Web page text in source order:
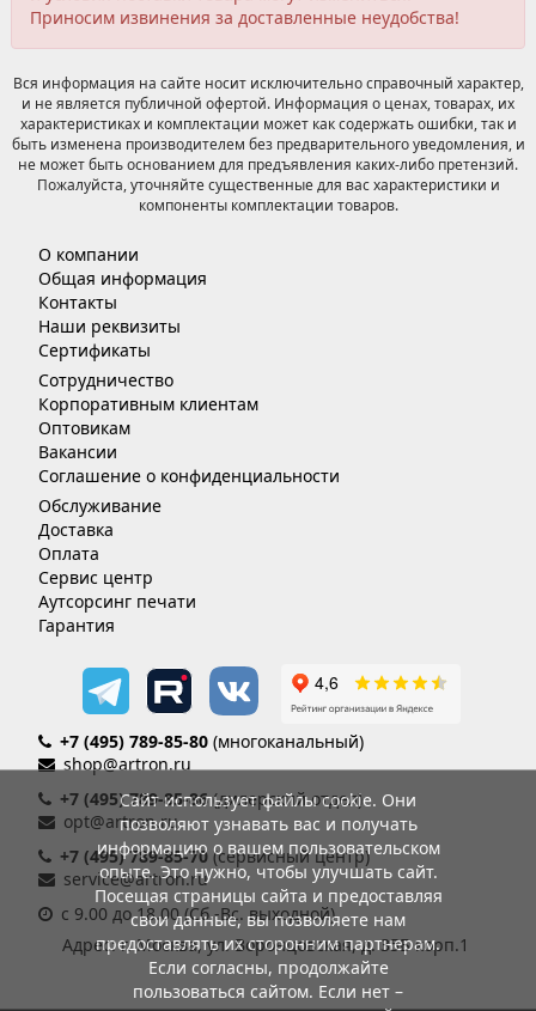
Приносим извинения за доставленные неудобства!
Вся информация на сайте носит исключительно справочный характер,
и не является публичной офертой. Информация о ценах, товарах, их
характеристиках и комплектации может как содержать ошибки, так и
быть изменена производителем без предварительного уведомления, и
не может быть основанием для предъявления каких-либо претензий.
Пожалуйста, уточняйте существенные для вас характеристики и
компоненты комплектации товаров.
О компании
Общая информация
Контакты
Наши реквизиты
Сертификаты
Сотрудничество
Корпоративным клиентам
Оптовикам
Вакансии
Соглашение о конфиденциальности
Обслуживание
Доставка
Оплата
Сервис центр
Аутсорсинг печати
Гарантия
+7 (495) 789-85-80 (многоканальный)
shop@artron.ru
+7 (495) 789-85-86(дилерский отдел)
opt@artron.ru
+7 (495) 789-85-70 (сервисный центр)
service@artron.ru
с 9.00 до 18.00 (Сб.-Вс. выходной)
Адрес: г. Москва, ул. Воронцовская, д. 35Б корп.1
Сайт использует файлы cookie. Они
позволяют узнавать вас и получать
информацию о вашем пользовательском
опыте. Это нужно, чтобы улучшать сайт.
Посещая страницы сайта и предоставляя
свои данные, вы позволяете нам
предоставлять их сторонним партнерам.
Если согласны, продолжайте
пользоваться сайтом. Если нет –